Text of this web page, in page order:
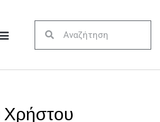
Χρήστου